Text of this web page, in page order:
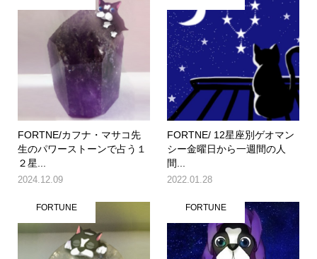
FORTNE/カフナ・マサコ先
生のパワーストーンで占う１
２星...
2024.12.09
FORTNE/ 12星座別ゲオマン
シー金曜日から一週間の人
間...
2022.01.28
FORTUNE FORTUNE